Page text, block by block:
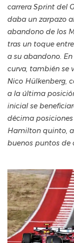
carrera Sprint del
daba un zarpazo
abandono de los
tras un toque
a su abandono.
curva, también se
Nico Hülkenberg,
a la última
inicial se
décima posiciones
Hamilton quinto,
buenos puntos de